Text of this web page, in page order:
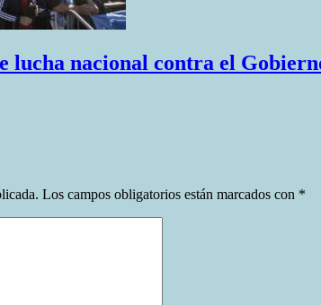
lucha nacional contra el
Los campos obligatorios están marcados con *